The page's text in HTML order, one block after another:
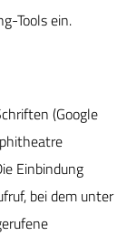
Tools ein.
(Google
Einbindung
bei dem unter